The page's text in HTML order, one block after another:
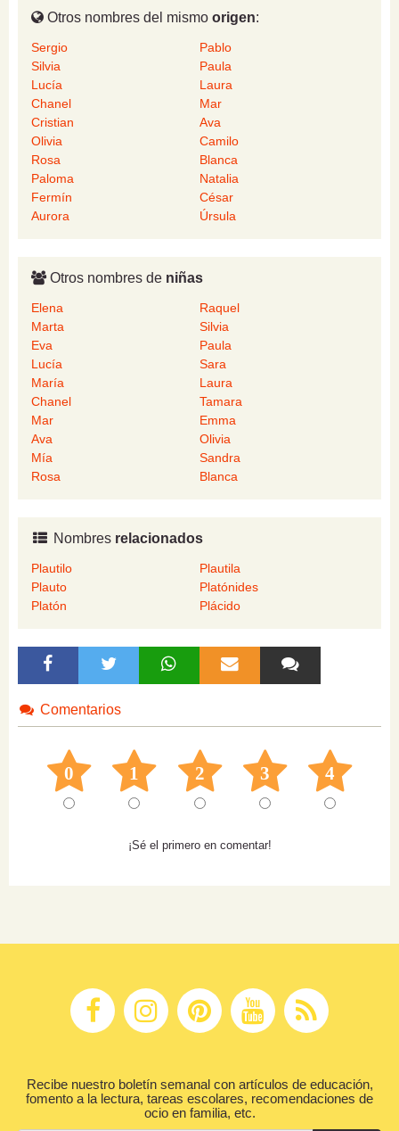
Otros nombres del mismo origen:
Sergio
Pablo
Silvia
Paula
Lucía
Laura
Chanel
Mar
Cristian
Ava
Olivia
Camilo
Rosa
Blanca
Paloma
Natalia
Fermín
César
Aurora
Úrsula
Otros nombres de niñas
Elena
Raquel
Marta
Silvia
Eva
Paula
Lucía
Sara
María
Laura
Chanel
Tamara
Mar
Emma
Ava
Olivia
Mía
Sandra
Rosa
Blanca
Nombres relacionados
Plautilo
Plautila
Plauto
Platónides
Platón
Plácido
Comentarios
0 1 2 3 4
¡Sé el primero en comentar!
Recibe nuestro boletín semanal con artículos de educación,
fomento a la lectura, tareas escolares, recomendaciones de
ocio en familia, etc.